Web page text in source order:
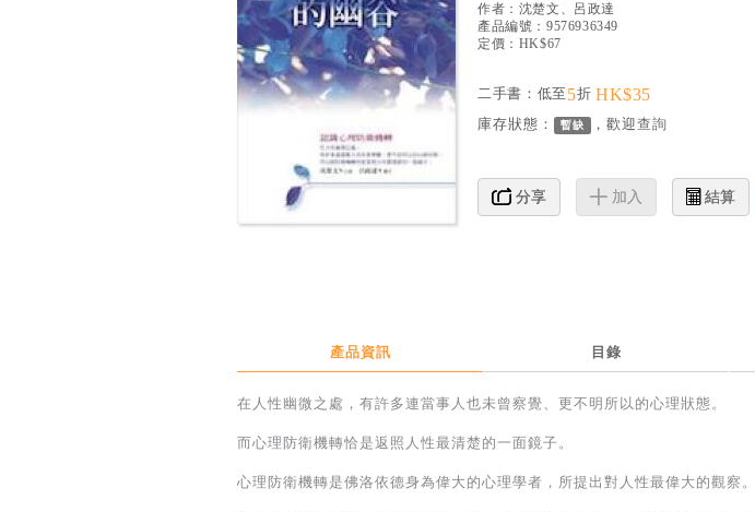
作者： 沈楚文、呂政達
產品編號： 9576936349
定價：HK$67
二手書：低至 5折 HK$35
庫存狀態： 暫缺 ，歡迎查詢
分享 加入 結算
產品資訊 目錄
在人性幽微之處，有許多連當事人也未曾察覺、更不明所以的心理狀態。
而心理防衛機轉恰是返照人性最清楚的一面鏡子。
心理防衛機轉是佛洛依德身為偉大的心理學者，所提出對人性最偉大的觀察。